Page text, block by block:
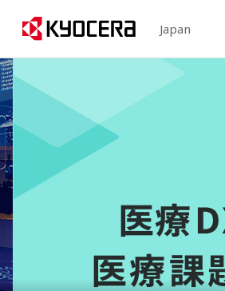
Japan